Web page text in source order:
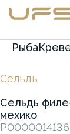
Рыба
Сельдь
Сельдь
мехико
P0000014136